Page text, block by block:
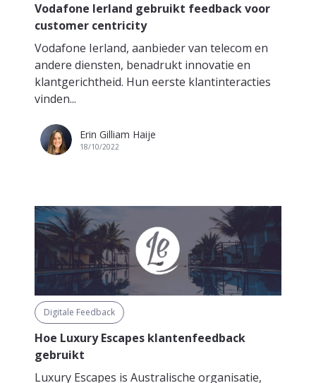
Vodafone Ierland gebruikt feedback voor
customer centricity
Vodafone Ierland, aanbieder van telecom en
andere diensten, benadrukt innovatie en
klantgerichtheid. Hun eerste klantinteracties
vinden...
Erin Gilliam Haije
18/10/2022
Digitale Feedback
Hoe Luxury Escapes klantenfeedback
gebruikt
Luxury Escapes is Australische organisatie,